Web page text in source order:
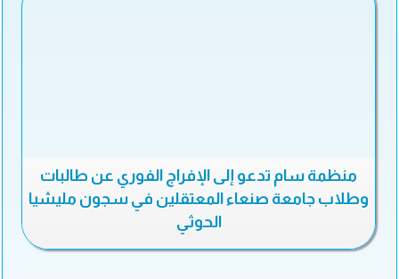
منظمة سام تدعو إلى الإفراج الفوري عن طالبات
وطلاب جامعة صنعاء المعتقلين في سجون مليشيا
الحوثي